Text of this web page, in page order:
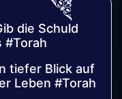
die Schuld
#Torah
tiefer Blick auf
Leben #Torah